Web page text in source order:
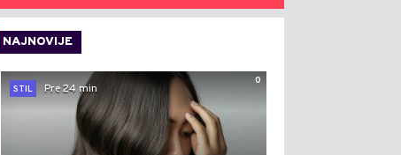
NAJNOVIJE
0
STIL
Pre 24 min